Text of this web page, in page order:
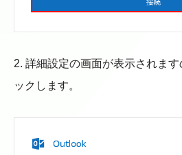
2. 詳細設定の画面が表示されま
ックします。